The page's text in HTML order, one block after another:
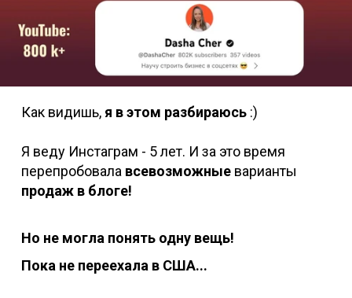
Как видишь,я в этом разбираюсь:)
Я веду Инстаграм - 5 лет. И за это время
перепробовала всевозможные варианты
продаж в блоге!
Но не могла понять одну вещь!
Пока не переехала в США...